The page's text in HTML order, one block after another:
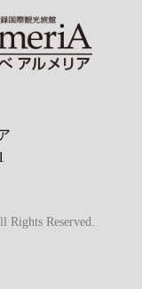
Rights Reserved.